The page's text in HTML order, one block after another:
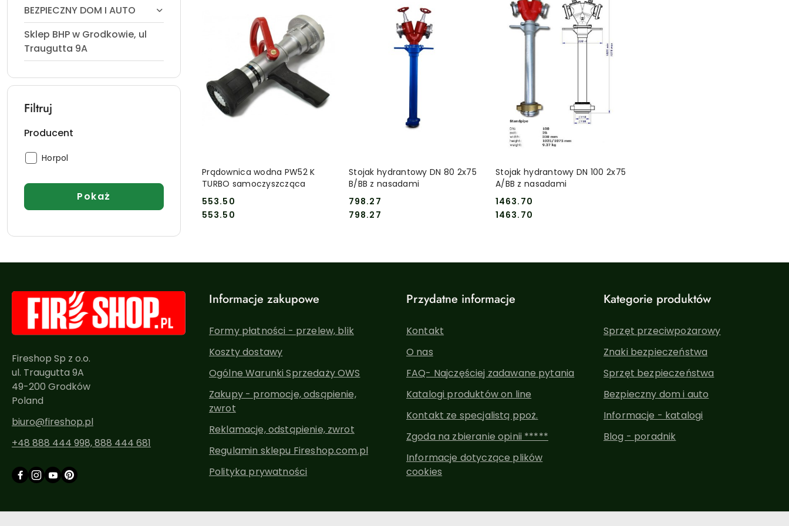
BEZPIECZNY DOM I AUTO
Sklep BHP w Grodkowie, ul
Traugutta 9A
Filtruj
Producent
Producent:
Horpol
Pokaż
Prądownica wodna PW52 K
TURBO samoczyszcząca
Cena:
553.50
Cena:
553.50
DO KOSZYKA
Stojak hydrantowy DN 80 2x75
B/BB z nasadami
Cena:
798.27
Cena:
798.27
DO KOSZYKA
Stojak hydrantowy DN 100 2x75
A/BB z nasadami
Cena:
1463.70
Cena:
1463.70
DO KOSZYKA
Fireshop Sp z o.o.
ul. Traugutta 9A
49-200 Grodków
Poland
biuro@fireshop.pl
+48 888 444 998, 888 444 681
Informacje zakupowe
Formy płatności - przelew, blik
Koszty dostawy
Ogólne Warunki Sprzedaży OWS
Zakupy - promocje, odsąpienie,
zwrot
Reklamacje, odstąpienie, zwrot
Regulamin sklepu Fireshop.com.pl
Polityka prywatności
Przydatne informacje
Kontakt
O nas
FAQ- Najczęściej zadawane pytania
Katalogi produktów on line
Kontakt ze specjalistą ppoż.
Zgoda na zbieranie opinii *****
Informacje dotyczące plików
cookies
Kategorie produktów
Sprzęt przeciwpożarowy
Znaki bezpieczeństwa
Sprzęt bezpieczeństwa
Bezpieczny dom i auto
Informacje - katalogi
Blog - poradnik